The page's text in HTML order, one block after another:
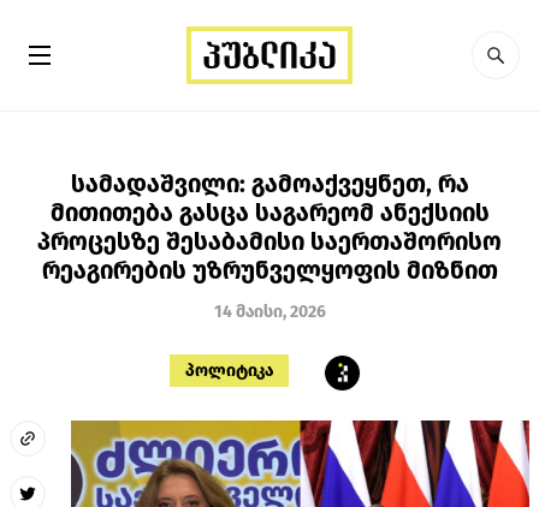
სამადაშვილი: გამოაქვეყნეთ, რა
მითითება გასცა საგარეომ ანექსიის
პროცესზე შესაბამისი საერთაშორისო
რეაგირების უზრუნველყოფის მიზნით
14 მაისი, 2026
პოლიტიკა